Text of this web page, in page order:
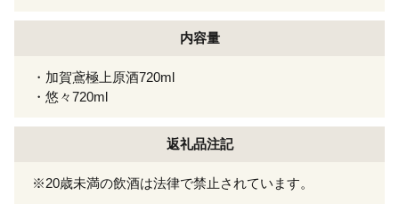
内容量
・加賀鳶極上原酒720ml
・悠々720ml
返礼品注記
※20歳未満の飲酒は法律で禁止されています。